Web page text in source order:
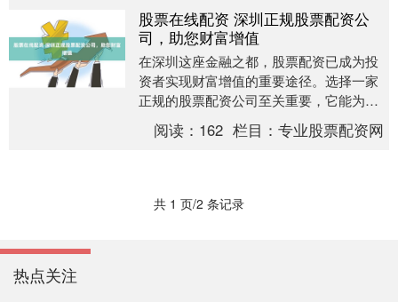
股票在线配资 深圳正规股票配资公
司，助您财富增值
在深圳这座金融之都，股票配资已成为投
资者实现财富增值的重要途径。选择一家
正规的股票配资公司至关重要，它能为您
提供安全可靠的配资服务，助您把握市场
机遇，实现投资收....
阅读： 162 栏目：专业股票配资网
共 1 页/2 条记录
热点关注